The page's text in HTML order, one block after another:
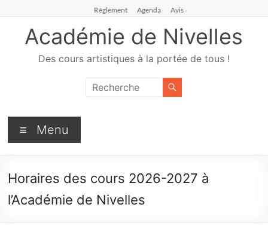
Règlement Agenda Avis
Académie de Nivelles
Des cours artistiques à la portée de tous !
Menu
Horaires des cours 2026-2027 à
l’Académie de Nivelles